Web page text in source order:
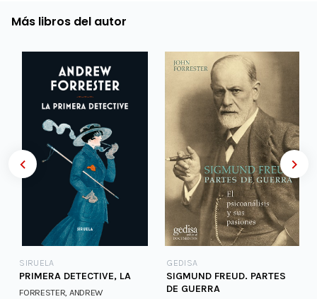
Más libros del autor
SIRUELA
PRIMERA DETECTIVE, LA
FORRESTER, ANDREW
GEDISA
SIGMUND FREUD. PARTES
DE GUERRA